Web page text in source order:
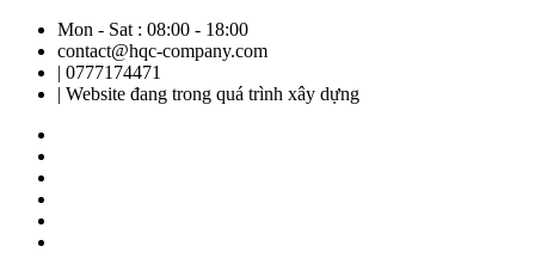
Mon - Sat : 08:00 - 18:00
contact@hqc-company.com
| 0777174471
| Website đang trong quá trình xây dựng